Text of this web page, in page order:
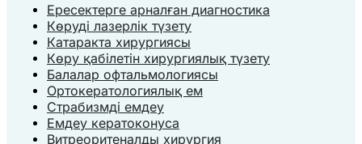
Ересектерге арналған диагностика
Көруді лазерлік түзету
Катаракта хирургиясы
Көру қабілетін хирургиялық түзету
Балалар офтальмологиясы
Ортокератологиялық ем
Страбизмді емдеу
Емдеу кератоконуса
Витреоритеналды хирургия